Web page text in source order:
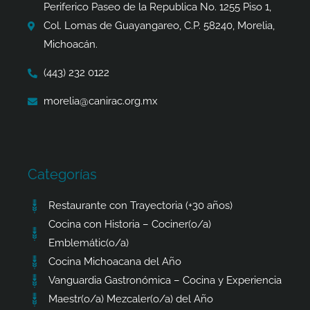
k
-
f
a
m
e
r
p
Periferico Paseo de la Republica No. 1255 Piso 1,
Col. Lomas de Guayangareo, C.P. 58240, Morelia,
Michoacán.
(443) 232 0122
morelia@canirac.org.mx
Categorías
Restaurante con Trayectoria (+30 años)
Cocina con Historia – Cociner(o/a)
Emblemátic(o/a)
Cocina Michoacana del Año
Vanguardia Gastronómica – Cocina y Experiencia
Maestr(o/a) Mezcaler(o/a) del Año